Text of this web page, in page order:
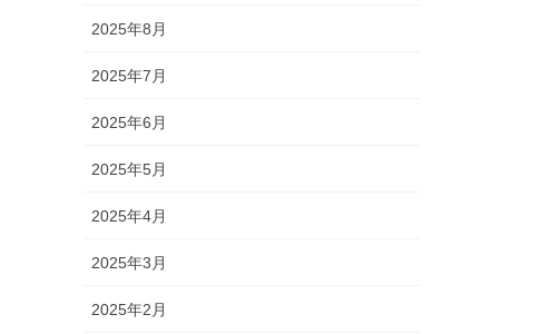
2025年8月
2025年7月
2025年6月
2025年5月
2025年4月
2025年3月
2025年2月